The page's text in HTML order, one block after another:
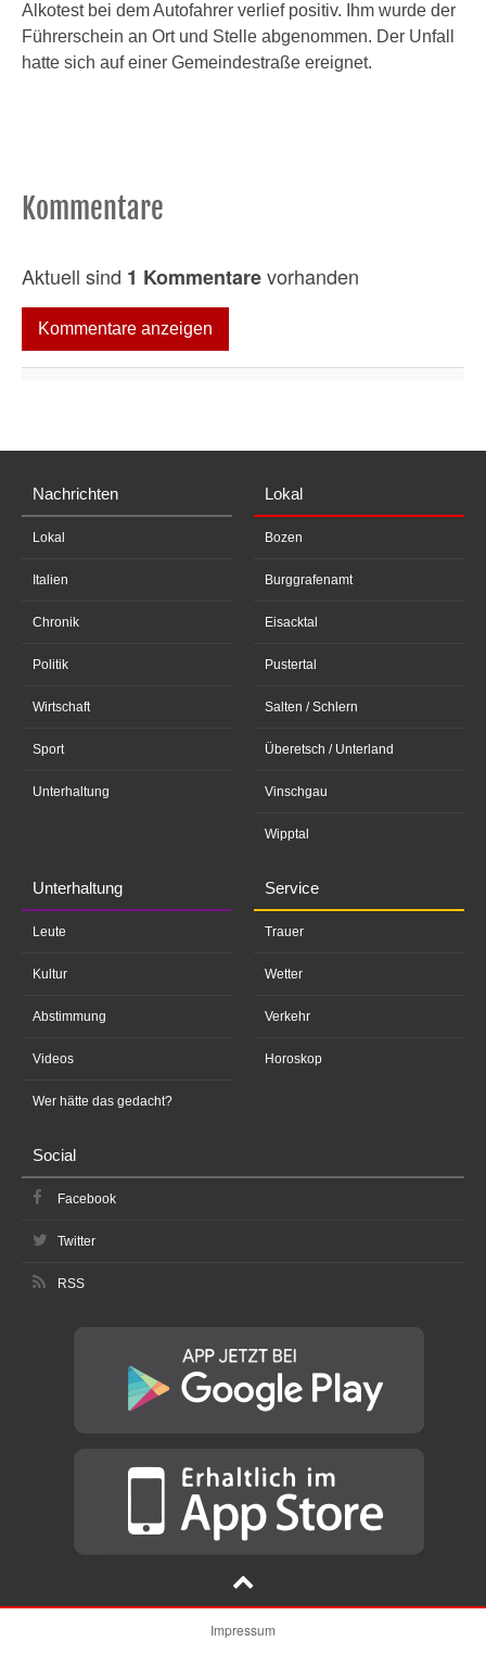
Alkotest bei dem Autofahrer verlief positiv. Ihm wurde der
Führerschein an Ort und Stelle abgenommen. Der Unfall
hatte sich auf einer Gemeindestraße ereignet.
Kommentare
Aktuell sind 1 Kommentarevorhanden
Kommentare anzeigen
Nachrichten
Lokal
Italien
Chronik
Politik
Wirtschaft
Sport
Unterhaltung
Lokal
Bozen
Burggrafenamt
Eisacktal
Pustertal
Salten / Schlern
Überetsch / Unterland
Vinschgau
Wipptal
Unterhaltung
Leute
Kultur
Abstimmung
Videos
Wer hätte das gedacht?
Service
Trauer
Wetter
Verkehr
Horoskop
Social
Facebook
Twitter
RSS
Impressum